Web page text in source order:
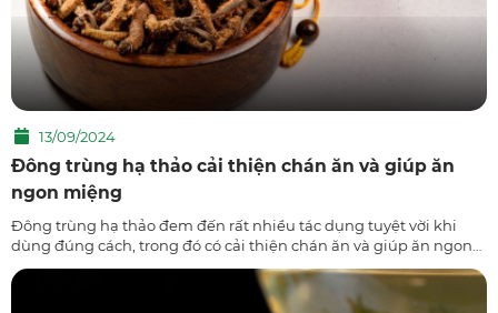
13/09/2024
Đông trùng hạ thảo cải thiện chán ăn và giúp ăn
ngon miệng
Đông trùng hạ thảo đem đến rất nhiều tác dụng tuyệt vời khi
dùng đúng cách, trong đó có cải thiện chán ăn và giúp ăn ngon
miệng hơn. Theo đó, có thể sử dụng để hãm trà, ăn trực tiếp,
ngâm mật ong,… để...